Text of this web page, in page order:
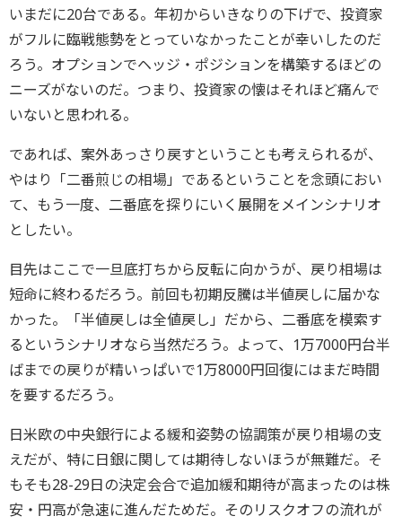
いまだに20台である。年初からいきなりの下げで、投資家
がフルに臨戦態勢をとっていなかったことが幸いしたのだ
ろう。オプションでヘッジ・ポジションを構築するほどの
ニーズがないのだ。つまり、投資家の懐はそれほど痛んで
いないと思われる。
であれば、案外あっさり戻すということも考えられるが、
やはり「二番煎じの相場」であるということを念頭におい
て、もう一度、二番底を探りにいく展開をメインシナリオ
としたい。
目先はここで一旦底打ちから反転に向かうが、戻り相場は
短命に終わるだろう。前回も初期反騰は半値戻しに届かな
かった。「半値戻しは全値戻し」だから、二番底を模索す
るというシナリオなら当然だろう。よって、1万7000円台半
ばまでの戻りが精いっぱいで1万8000円回復にはまだ時間
を要するだろう。
日米欧の中央銀行による緩和姿勢の協調策が戻り相場の支
えだが、特に日銀に関しては期待しないほうが無難だ。そ
もそも28-29日の決定会合で追加緩和期待が高まったのは株
安・円高が急速に進んだためだ。そのリスクオフの流れが